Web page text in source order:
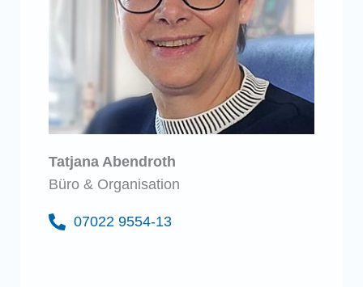
Tatjana Abendroth
Büro & Organisation
07022 9554-13